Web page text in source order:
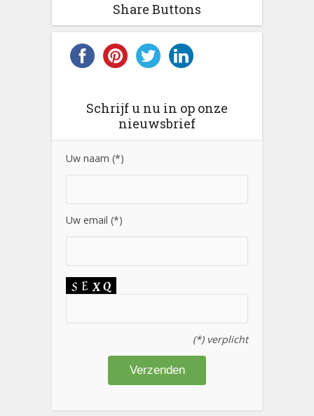
Share Buttons
Schrijf u nu in op onze
nieuwsbrief
Uw naam (*)
Uw email (*)
(*) verplicht